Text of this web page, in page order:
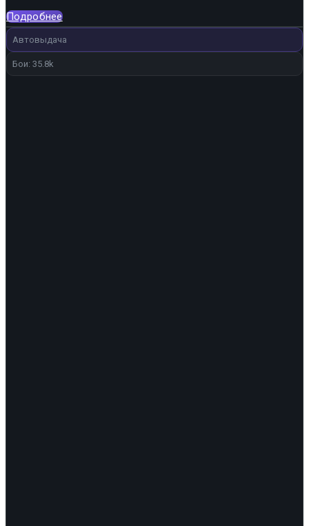
Подробнее
Автовыдача
Бои: 35.8k